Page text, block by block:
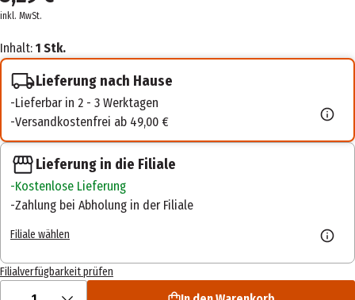
inkl. MwSt.
Inhalt: 1 Stk.
Lieferung nach Hause
Lieferbar in 2 - 3 Werktagen
Versandkostenfrei ab 49,00 €
Lieferung in die Filiale
Kostenlose Lieferung
Zahlung bei Abholung in der Filiale
Filiale wählen
Filialverfügbarkeit prüfen